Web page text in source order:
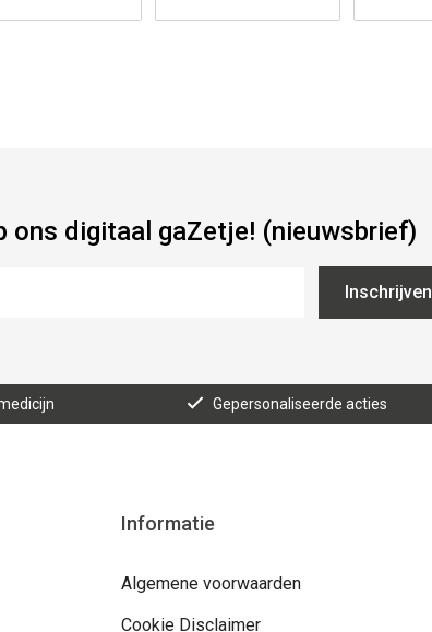
ons digitaal gaZetje! (nieuwsbrief)
Inschrijven
Gepersonaliseerde acties
Informatie
Algemene voorwaarden
Cookie Disclaimer